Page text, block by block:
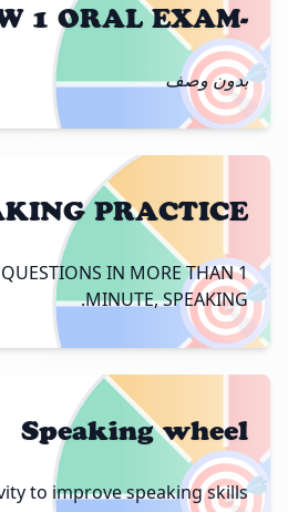
🎯
-OW 1 ORAL EXAM-
بدون وصف
🎯
PRACTICE
IN MORE THAN 1
MINUTE, SPEAKING.
Speaking wheel
to improve speaking skills